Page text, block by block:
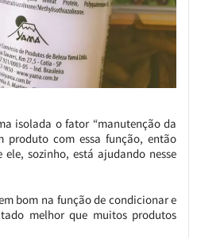
isolada o fator “manutenção da
produto com essa função, então
sozinho, está ajudando nesse
bom na função de condicionar e
melhor que muitos produtos